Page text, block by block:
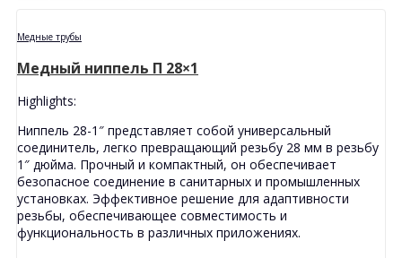
Медные трубы
Медный ниппель П 28×1
Highlights:
Ниппель 28-1″ представляет собой универсальный
соединитель, легко превращающий резьбу 28 мм в резьбу
1″ дюйма. Прочный и компактный, он обеспечивает
безопасное соединение в санитарных и промышленных
установках. Эффективное решение для адаптивности
резьбы, обеспечивающее совместимость и
функциональность в различных приложениях.